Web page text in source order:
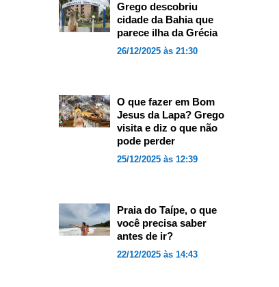
Grego descobriu
cidade da Bahia que
parece ilha da Grécia
26/12/2025 às 21:30
O que fazer em Bom
Jesus da Lapa? Grego
visita e diz o que não
pode perder
25/12/2025 às 12:39
Praia do Taípe, o que
você precisa saber
antes de ir?
22/12/2025 às 14:43